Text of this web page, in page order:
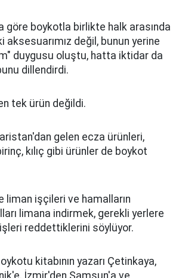
göre boykotla birlikte halk arasında
aksesuarımız değil, bunun yerine
duygusu oluştu, hatta iktidar da
dillendirdi.
tek ürün değildi.
gelen ecza ürünleri,
kılıç gibi ürünler de boykot
liman işçileri ve hamalların
limana indirmek, gerekli yerlere
reddettiklerini söylüyor.
kitabının yazarı Çetinkaya,
İzmir'den Samsun'a ve